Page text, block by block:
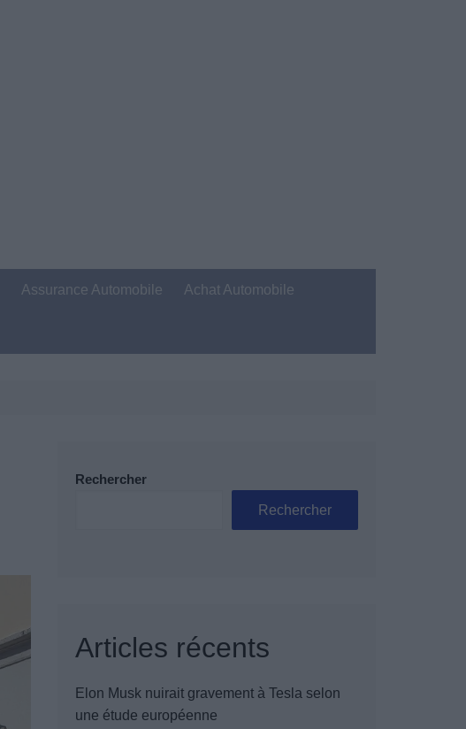
Assurance Automobile Achat Automobile
Rechercher
Rechercher
Articles récents
Elon Musk nuirait gravement à Tesla selon
une étude européenne